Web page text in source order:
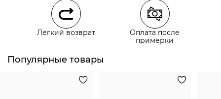
Курьерская доставка СДЭК
Самовывоз из пункта выдачи СДЭК
Легкий возврат
Оплата после
примерки
Популярные товары